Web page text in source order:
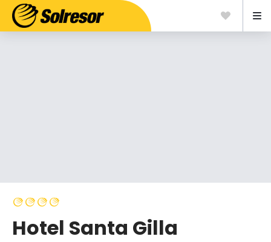
Hotel Santa Gilla